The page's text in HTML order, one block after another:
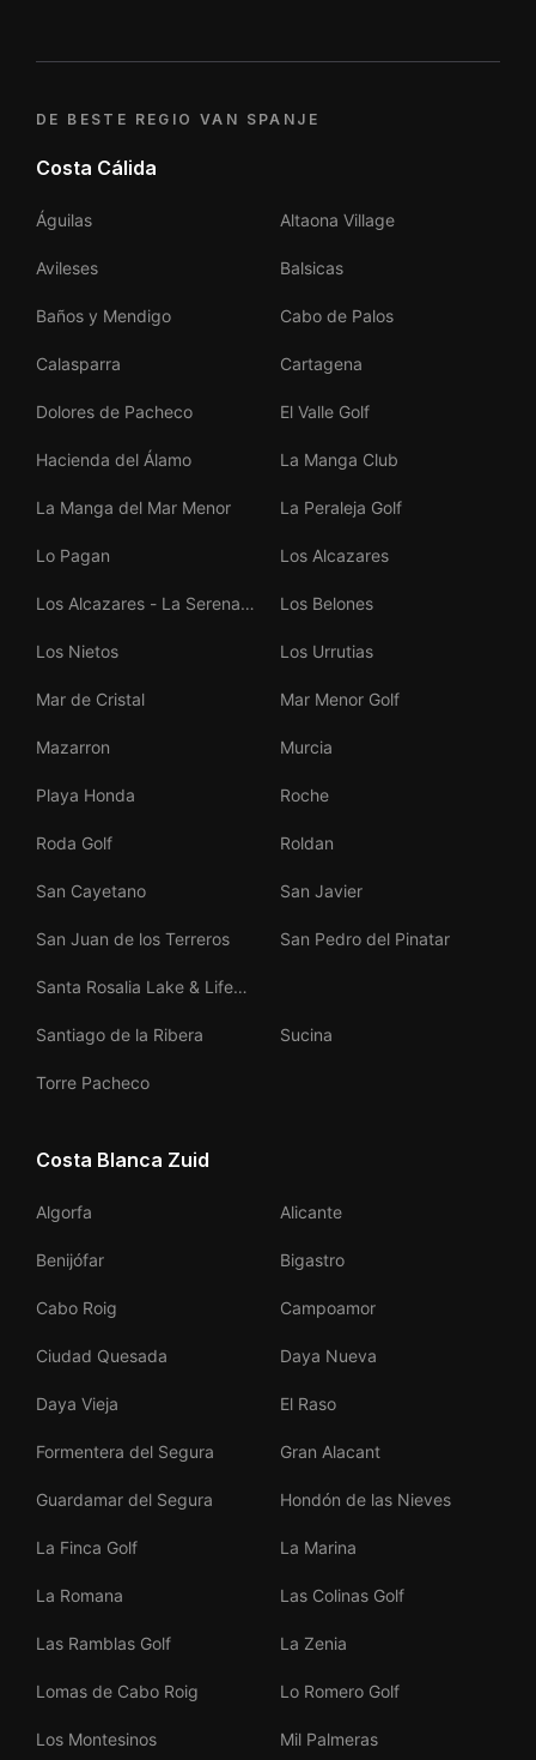
DE BESTE REGIO VAN SPANJE
Costa Cálida
Águilas Altaona Village
Avileses Balsicas
Baños y Mendigo Cabo de Palos
Calasparra Cartagena
Dolores de Pacheco El Valle Golf
Hacienda del Álamo La Manga Club
La Manga del Mar Menor La Peraleja Golf
Lo Pagan Los Alcazares
Los Alcazares - La Serena
Los Belones
Los Nietos Los Urrutias
Mar de Cristal Mar Menor Golf
Mazarron Murcia
Playa Honda Roche
Roda Golf Roldan
San Cayetano San Javier
San Juan de los Terreros San Pedro del Pinatar
Santa Rosalia Lake & Life
Santiago de la Ribera
Sucina
Torre Pacheco
Costa Blanca Zuid
Algorfa Alicante
Benijófar Bigastro
Cabo Roig Campoamor
Ciudad Quesada Daya Nueva
Daya Vieja El Raso
Formentera del Segura Gran Alacant
Guardamar del Segura Hondón de las Nieves
La Finca Golf La Marina
La Romana Las Colinas Golf
Las Ramblas Golf La Zenia
Lomas de Cabo Roig Lo Romero Golf
Los Montesinos Mil Palmeras